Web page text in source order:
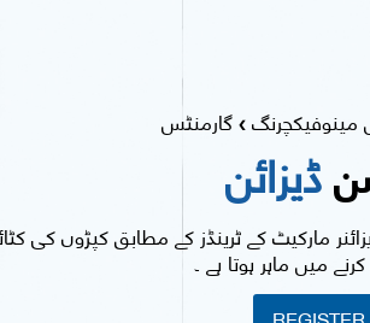
مینوفیکچرنگ ❯گارمنٹس
ڈیزائن
مارکیٹ کے ٹرینڈز کے مطابق کپڑوں کی
میں ماہر ہوتا ہے ۔